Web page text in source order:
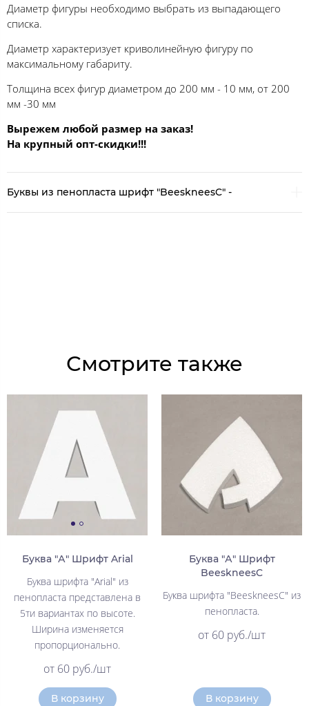
Диаметр фигуры необходимо выбрать из выпадающего
списка.
Диаметр характеризует криволинейную фигуру по
максимальному габариту.
Толщина всех фигур диаметром до 200 мм - 10 мм, от 200
мм -30 мм
Вырежем любой размер на заказ!
На крупный опт-скидки!!!
Буквы из пенопласта шрифт "BeeskneesC" -
Смотрите также
Буква "А" Шрифт Arial
Буква шрифта "Arial" из
пенопласта представлена в
5ти вариантах по высоте.
Ширина изменяется
пропорционально.
от 60 руб./шт
В корзину
Буква "А" Шрифт
BeeskneesC
Буква шрифта "BeeskneesC" из
пенопласта.
от 60 руб./шт
В корзину